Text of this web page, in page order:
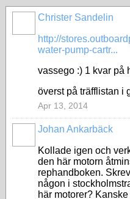
Christer Sandelin
http://
water-pump-cartr...
vassego :) 1 kvar på
överst på träfflistan i
Apr 13, 2014
Johan Ankarbäck
Kollade igen och
den här motorn
rephandboken.
någon i
här motorer?